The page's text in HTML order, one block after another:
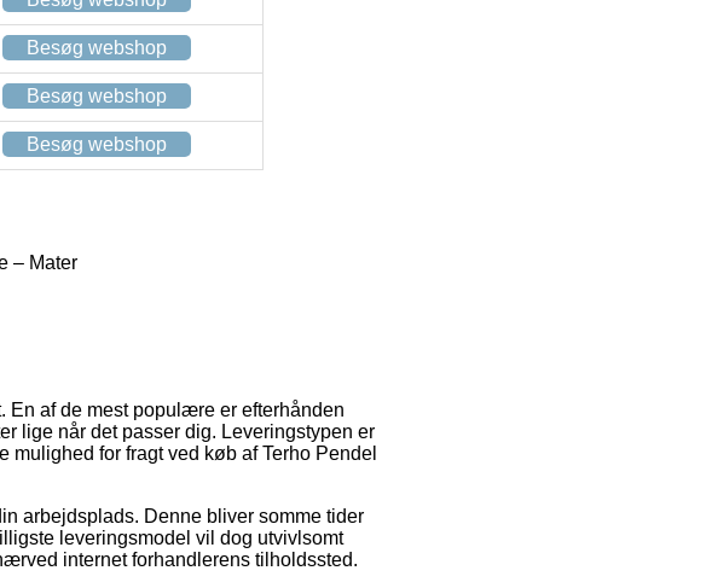
Besøg webshop
Besøg webshop
Besøg webshop
– Mater
En af de mest populære er efterhånden
lige når det passer dig. Leveringstypen er
for fragt ved køb af Terho Pendel
arbejdsplads. Denne bliver somme tider
leveringsmodel vil dog utvivlsomt
internet forhandlerens tilholdssted.